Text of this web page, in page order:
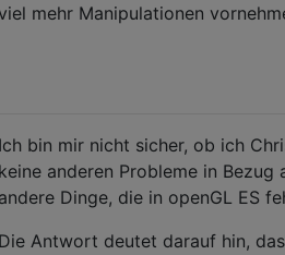
mehr Manipulationen
Ich bin mir nicht sicher, ob ich
keine anderen Probleme in
andere Dinge, die in openGL ES
Die Antwort deutet darauf hin,